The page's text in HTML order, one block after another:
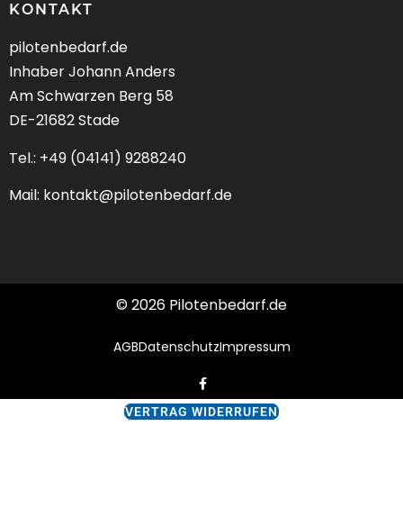
KONTAKT
pilotenbedarf.de
Inhaber Johann Anders
Am Schwarzen Berg 58
DE-21682 Stade
Tel.: +49 (04141) 9288240
Mail: kontakt@pilotenbedarf.de
© 2026 Pilotenbedarf.de
AGBDatenschutzImpressum
VERTRAG WIDERRUFEN